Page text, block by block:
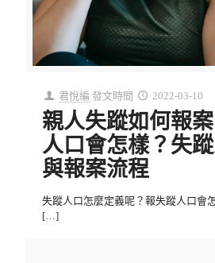
君悅編 發文時間 2022-03-10
親人失蹤如何報
人口會怎樣？失
與報案流程
失蹤人口怎麼定義呢？報失蹤人口會
[…]